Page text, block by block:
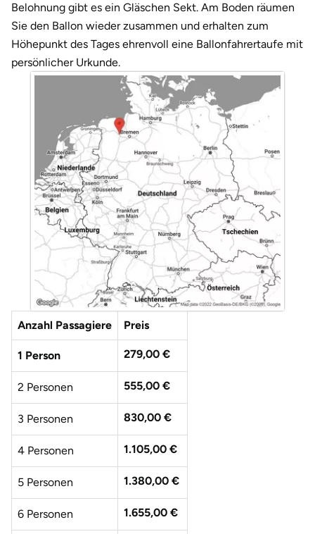
Belohnung gibt es ein Gläschen Sekt. Am Boden räumen
Sie den Ballon wieder zusammen und erhalten zum
Höhepunkt des Tages ehrenvoll eine Ballonfahrertaufe mit
persönlicher Urkunde.
Anzahl Passagiere Preis
1 Person 279,00 €
2 Personen 555,00 €
3 Personen 830,00 €
4 Personen 1.105,00 €
5 Personen 1.380,00 €
6 Personen 1.655,00 €